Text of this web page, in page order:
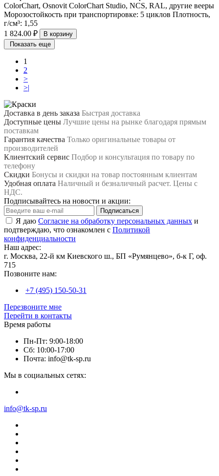
ColorChart, Osnovit ColorChart Studio, NCS, RAL, другие вееры
Морозостойкость при транспортировке: 5 циклов Плотность,
г/см³: 1,55
1 824.00 ₽
В корзину
Показать еще
1
2
>
>|
Доставка в день заказа Быстрая доставка
Доступные цены Лучшие цены на рынке благодаря прямым
поставкам
Гарантия качества Только оригинальные товары от
производителей
Клиентский сервис Подбор и консультация по товару по
телефону
Скидки Бонусы и скидки на товар постоянным клиентам
Удобная оплата Наличный и безналичный расчет. Цены с
НДС.
Подписывайтесь на новости и акции:
Подписаться
Я даю Согласие на обработку персональных данных и
подтверждаю, что ознакомлен с Политикой
конфиденциальности
Наш адрес:
г. Москва, 22-й км Киевского ш., БП «Румянцево», б-к Г, оф.
715
Позвоните нам:
+7 (495) 150-50-31
Перезвоните мне
Перейти в контакты
Время работы
Пн-Пт: 9:00-18:00
Сб: 10:00-17:00
Почта: info@tk-sp.ru
Мы в социальных сетях:
info@tk-sp.ru